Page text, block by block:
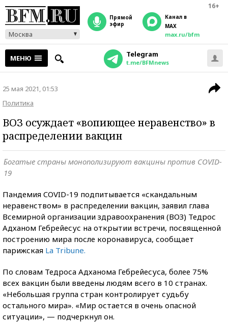
16+
Москва
прямой
эфир
Канал в
MAX
max.ru/bfm
МЕНЮ Telegram
t.me/BFMnews
25 мая 2021, 01:53
Политика
ВОЗ осуждает «вопиющее неравенство» в
распределении вакцин
Богатые страны монополизируют вакцины против COVID-
19
Пандемия COVID-19 подпитывается «скандальным
неравенством» в распределении вакцин, заявил глава
Всемирной организации здравоохранения (ВОЗ) Тедрос
Адханом Гебрейесус на открытии встречи, посвященной
построению мира после коронавируса, сообщает
парижская La Tribune.
По словам Тедроса Адханома Гебрейесуса, более 75%
всех вакцин были введены людям всего в 10 странах.
«Небольшая группа стран контролирует судьбу
остального мира». «Мир остается в очень опасной
ситуации», — подчеркнул он.